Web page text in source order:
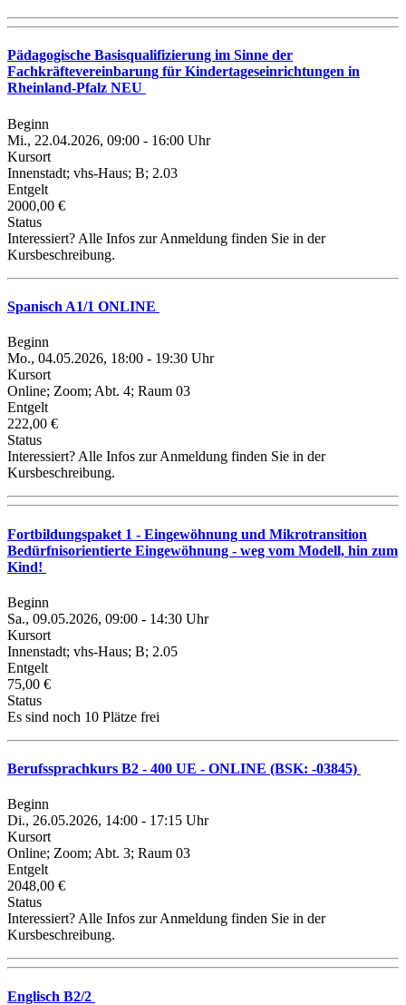
Pädagogische Basisqualifizierung im Sinne der
Fachkräftevereinbarung für Kindertageseinrichtungen in
Rheinland-Pfalz NEU
Beginn
Mi., 22.04.2026, 09:00 - 16:00 Uhr
Kursort
Innenstadt; vhs-Haus; B; 2.03
Entgelt
2000,00 €
Status
Interessiert? Alle Infos zur Anmeldung finden Sie in der
Kursbeschreibung.
Spanisch A1/1 ONLINE
Beginn
Mo., 04.05.2026, 18:00 - 19:30 Uhr
Kursort
Online; Zoom; Abt. 4; Raum 03
Entgelt
222,00 €
Status
Interessiert? Alle Infos zur Anmeldung finden Sie in der
Kursbeschreibung.
Fortbildungspaket 1 - Eingewöhnung und Mikrotransition
Bedürfnisorientierte Eingewöhnung - weg vom Modell, hin zum
Kind!
Beginn
Sa., 09.05.2026, 09:00 - 14:30 Uhr
Kursort
Innenstadt; vhs-Haus; B; 2.05
Entgelt
75,00 €
Status
Es sind noch 10 Plätze frei
Berufssprachkurs B2 - 400 UE - ONLINE (BSK: -03845)
Beginn
Di., 26.05.2026, 14:00 - 17:15 Uhr
Kursort
Online; Zoom; Abt. 3; Raum 03
Entgelt
2048,00 €
Status
Interessiert? Alle Infos zur Anmeldung finden Sie in der
Kursbeschreibung.
Englisch B2/2